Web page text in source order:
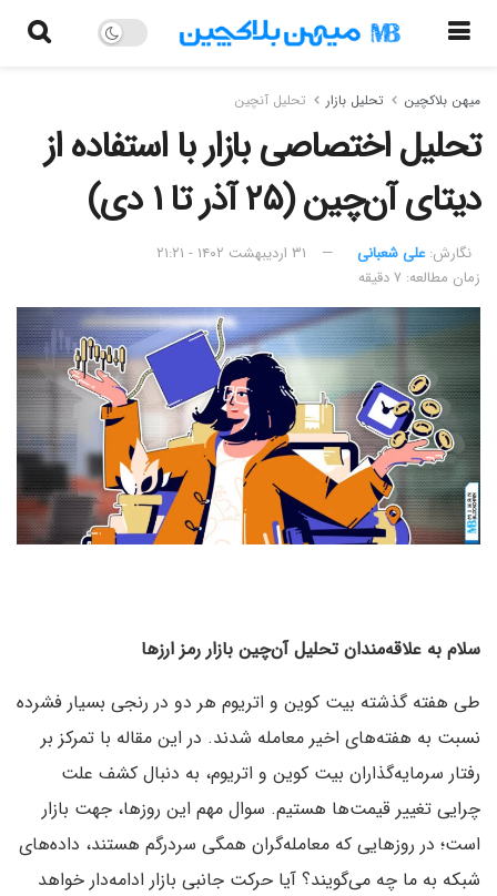
میهن بلاکچین تحلیل بازار تحلیل آنچین
تحلیل اختصاصی بازار با استفاده از
دیتای آن‌چین (۲۵ آذر تا ۱ دی)
نگارش:‌ علی شعبانی
۳۱ اردیبهشت ۱۴۰۲ - ۲۱:۲۱
زمان مطالعه: ۷ دقیقه
سلام به علاقه‌مندان تحلیل آن‌چین بازار رمز ارزها
طی هفته گذشته بیت کوین و اتریوم هر دو در رنجی بسیار فشرده
نسبت به هفته‌های اخیر معامله شدند. در این مقاله با تمرکز بر
رفتار سرمایه‌گذاران بیت کوین و اتریوم، به دنبال کشف علت
چرایی تغییر قیمت‌ها هستیم. سوال مهم این روزها، جهت بازار
است؛ در روزهایی که معامله‌گران همگی سردرگم هستند، داده‌های
شبکه به ما چه می‌گویند؟ آیا حرکت جانبی بازار ادامه‌دار خواهد